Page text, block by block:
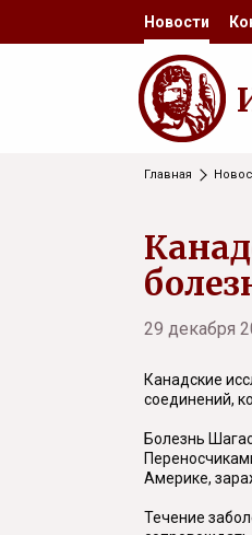
Новости
Главная
29 декабря
Канадские
соединений,
Болезнь
Америке,
Течение